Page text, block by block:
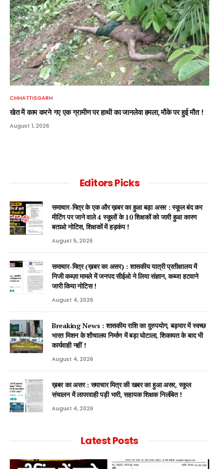
CHHATTISGARH
खेत में काम करने गए एक ग्रामीण पर हाथी का जानलेवा हमला, मौके पर हुई मौत !
August 1, 2026
Editors Picks
समाचार-मित्र के एक और ख़बर का हुआ बड़ा असर : स्कूल बंद कर
मीटिंग पर जाने वाले 4 स्कूलों के 10 शिक्षकों को जारी हुआ कारण
बताओ नोटिस, शिक्षकों में हड़कंप !
August 5, 2026
समाचार-मित्र (ख़बर का असर) : शासकीय यात्री प्रतीक्षालय में
निजी कब्ज़ा मामले में जनपद सीईओ ने लिया संज्ञान, कब्जा हटवाने
जारी किया नोटिस !
August 4, 2026
Breaking News : शासकीय राशि का दुरुपयोग, बड़मार में स्वच्छ
भारत मिशन के शौचालय निर्माण में बड़ा घोटाला, शिकायत के बाद भी
कार्यवाही नहीं !
August 4, 2026
ख़बर का असर : समाचार मित्र की खबर का हुआ असर, स्कूल
संचालन में लापरवाही पड़ी भारी, सहायक शिक्षक निलंबित !
August 4, 2026
Latest Posts